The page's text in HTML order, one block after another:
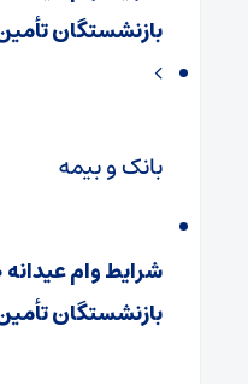
بازنشستگان
بانک و بیمه
بازنشستگان